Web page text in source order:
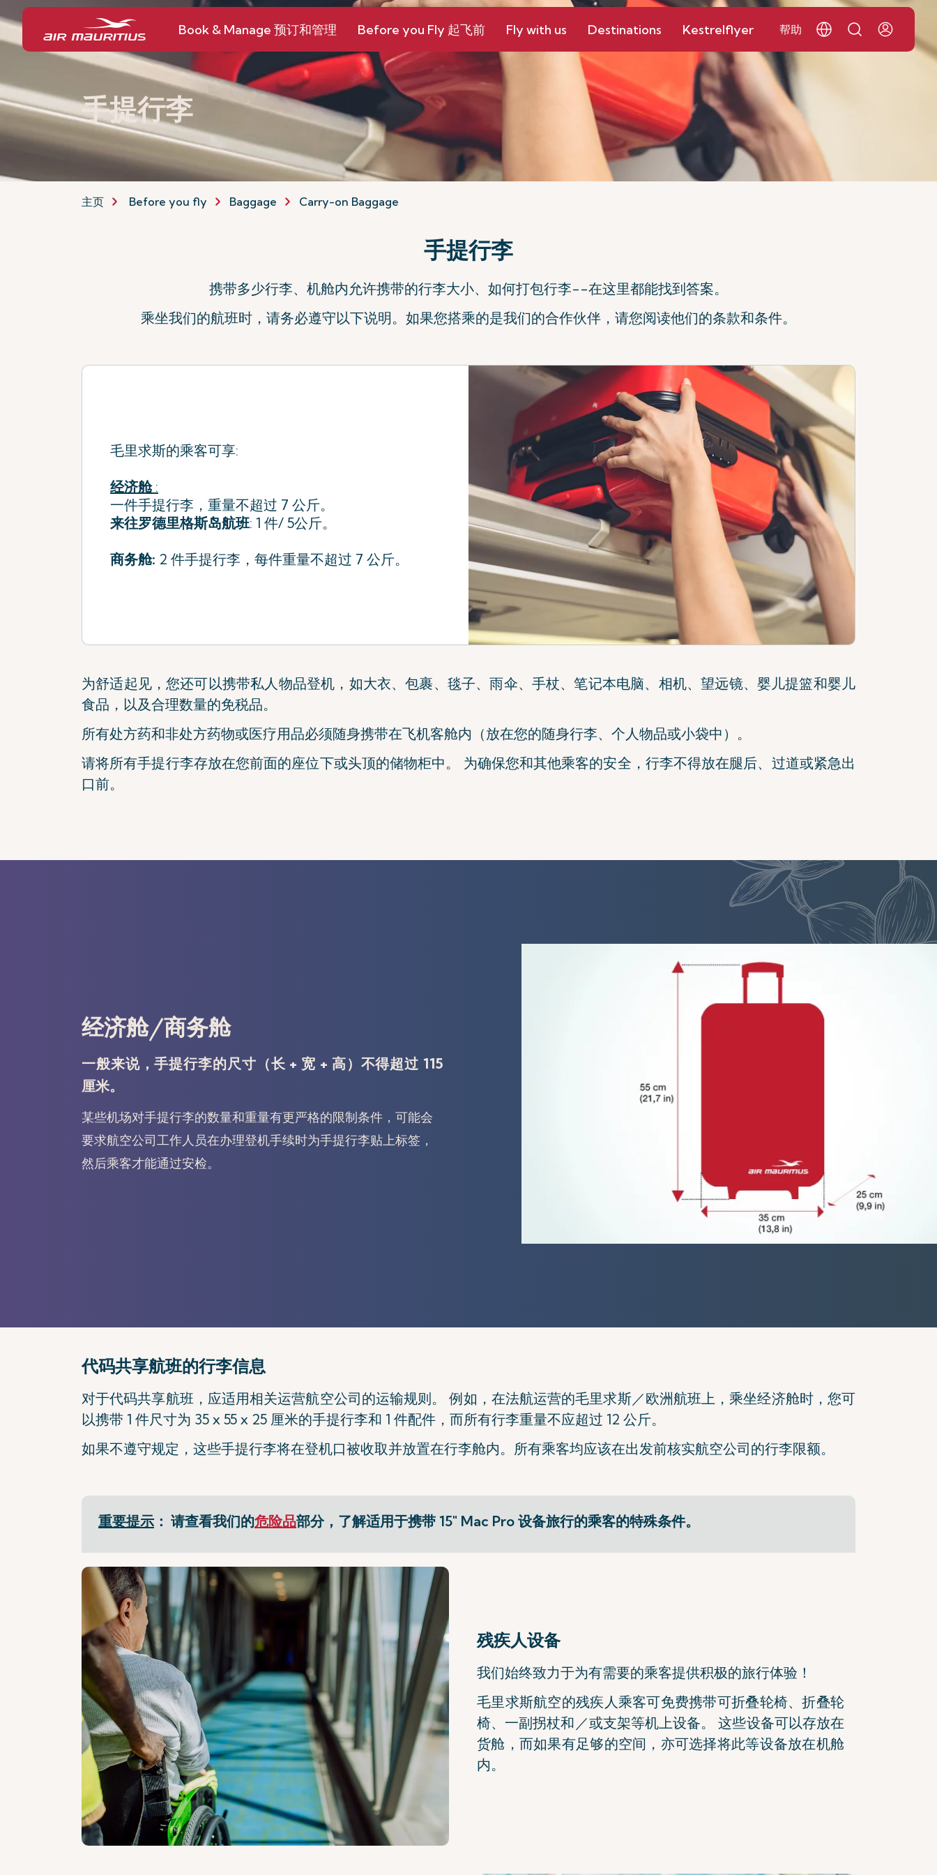
Book & Manage 预订和管理 Before you Fly 起飞前 Fly with us Destinations Kestrelflyer 帮助
手提行李
主页 Before you fly Baggage Carry-on Baggage
手提行李
携带多少行李、机舱内允许携带的行李大小、如何打包行李--在这里都能找到答案。
乘坐我们的航班时，请务必遵守以下说明。如果您搭乘的是我们的合作伙伴，请您阅读他们的条款和条件。
毛里求斯的乘客可享:
经济舱:
一件手提行李，重量不超过 7 公斤。
来往罗德里格斯岛航班: 1 件/ 5公斤。
商务舱: 2 件手提行李，每件重量不超过 7 公斤。
为舒适起见，您还可以携带私人物品登机，如大衣、包裹、毯子、雨伞、手杖、笔记本电脑、相机、望远镜、婴儿提篮和婴儿
食品，以及合理数量的免税品。
所有处方药和非处方药物或医疗用品必须随身携带在飞机客舱内（放在您的随身行李、个人物品或小袋中）。
请将所有手提行李存放在您前面的座位下或头顶的储物柜中。 为确保您和其他乘客的安全，行李不得放在腿后、过道或紧急出
口前。
经济舱/商务舱
一般来说，手提行李的尺寸（长 + 宽 + 高）不得超过 115
厘米。
某些机场对手提行李的数量和重量有更严格的限制条件，可能会
要求航空公司工作人员在办理登机手续时为手提行李贴上标签，
然后乘客才能通过安检。
代码共享航班的行李信息
对于代码共享航班，应适用相关运营航空公司的运输规则。 例如，在法航运营的毛里求斯／欧洲航班上，乘坐经济舱时，您可
以携带 1 件尺寸为 35 x 55 x 25 厘米的手提行李和 1 件配件，而所有行李重量不应超过 12 公斤。
如果不遵守规定，这些手提行李将在登机口被收取并放置在行李舱内。所有乘客均应该在出发前核实航空公司的行李限额。
重要提示 ： 请查看我们的危险品部分，了解适用于携带 15" Mac Pro 设备旅行的乘客的特殊条件。
残疾人设备
我们始终致力于为有需要的乘客提供积极的旅行体验！
毛里求斯航空的残疾人乘客可免费携带可折叠轮椅、折叠轮
椅、一副拐杖和／或支架等机上设备。 这些设备可以存放在
货舱，而如果有足够的空间，亦可选择将此等设备放在机舱
内。